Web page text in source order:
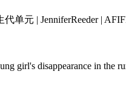
元 | JenniferReeder |
disappearance in the